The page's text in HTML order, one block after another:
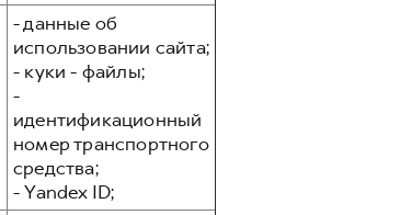
- данные об
использовании сайта;
- куки - файлы;
-
идентификационный
номер транспортного
средства;
- Yandex ID;